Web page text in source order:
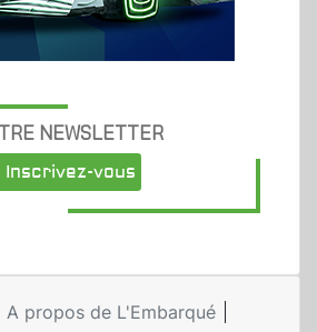
NEWSLETTER
Inscrivez-vous
A propos de L'Embarqué